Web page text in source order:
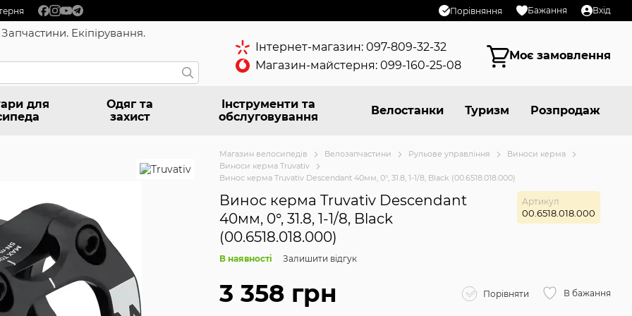
Порівняння Бажання Вхід
Екіпірування.
Інтернет-магазин: 097-809-32-32
Магазин-майстерня: 099-160-25-08
Моє замовлення
для
Одяг та
захист
Інструменти та
обслуговування
Велостанки Туризм Розпродаж
Магазин велосипедів Велозапчастини Рульове управління
Виноси керма
Виноси керма Truvativ
Винос керма Truvativ Descendant 40мм, 0°, 31.8, 1-1/8, Black (00.6518.018.000)
Винос керма Truvativ Descendant
40мм, 0°, 31.8, 1-1/8, Black
(00.6518.018.000)
Артикул
00.6518.018.000
В наявності Залишити відгук
3 358 грн Порівняти В бажання